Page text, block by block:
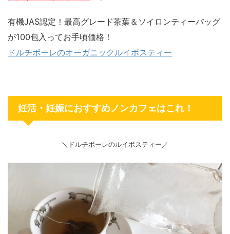
有機JAS認定！最高グレード茶葉＆ソイロンティーバッグ
が100包入ってお手頃価格！
ドルチボーレのオーガニックルイボスティー
妊活・妊娠におすすめノンカフェはこれ！
＼ドルチボーレのルイボスティー／